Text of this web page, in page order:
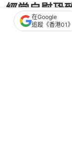
經常自慰恐
疑問 揭7
在Google
追蹤《香港01》